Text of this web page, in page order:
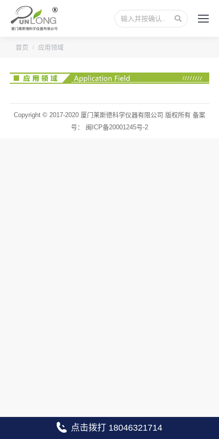
搜
索：
您的位置：
首页 应用领域
Copyright © 2017-2020 厦门莱斯德科学仪器有限公司 版权所有 备案
号： 闽ICP备20001245号-2
点击拨打 18046321714